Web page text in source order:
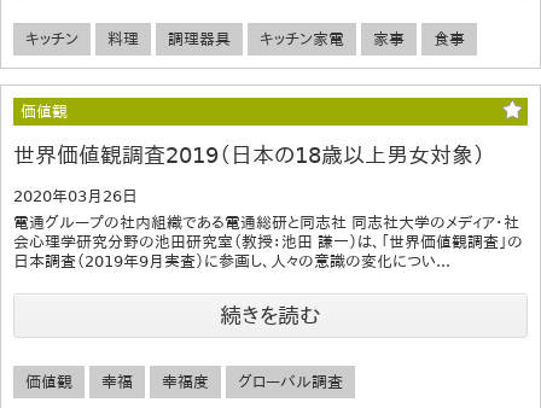
キッチン 料理 調理器具 キッチン家電 家事 食事
価値観
世界価値観調査2019（日本の18歳以上男女対象）
2020年03月26日
電通グループの社内組織である電通総研と同志社 同志社大学のメディア・社
会心理学研究分野の池田研究室（教授：池田 謙一）は、「世界価値観調査」の
日本調査（2019年9月実査）に参画し、人々の意識の変化につい...
続きを読む
価値観 幸福 幸福度 グローバル調査